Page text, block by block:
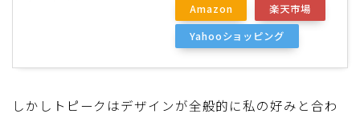
Amazon
楽天市場
Yahooショッピング
しかしトピークはデザインが全般的に私の好みと合わ